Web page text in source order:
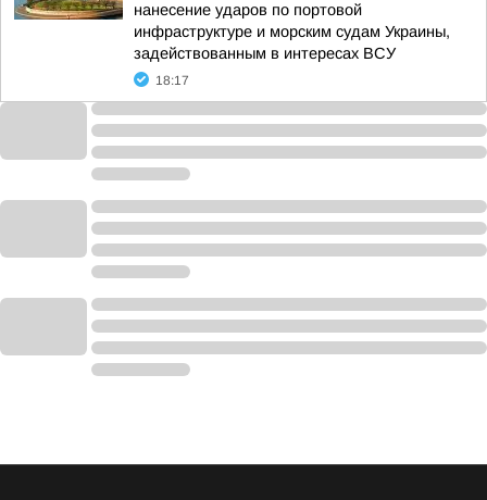
нанесение ударов по портовой
инфраструктуре и морским судам Украины,
задействованным в интересах ВСУ
18:17